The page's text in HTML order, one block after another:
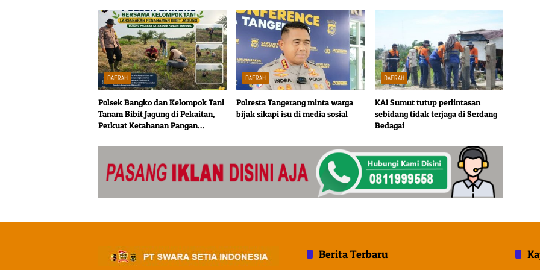
DAERAH
Polsek Bangko dan Kelompok Tani
Tanam Bibit Jagung di Pekaitan,
Perkuat Ketahanan Pangan
DAERAH
Polresta Tangerang minta warga
bijak sikapi isu di media sosial
DAERAH
KAI Sumut tutup perlintasan
sebidang tidak terjaga di Serdang
Bedagai
Berita Terbaru